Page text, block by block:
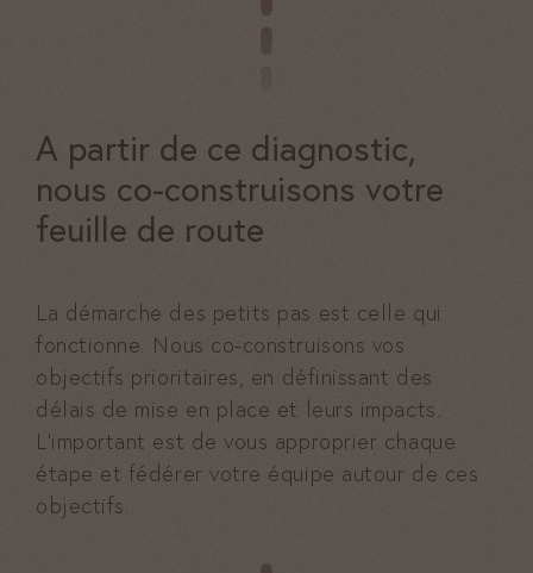
A partir de ce diagnostic,
nous co-construisons votre
feuille de route
La démarche des petits pas est celle qui
fonctionne. Nous co-construisons vos
objectifs prioritaires, en définissant des
délais de mise en place et leurs impacts.
L’important est de vous approprier chaque
étape et fédérer votre équipe autour de ces
objectifs.